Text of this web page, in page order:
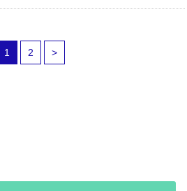
1 2 >